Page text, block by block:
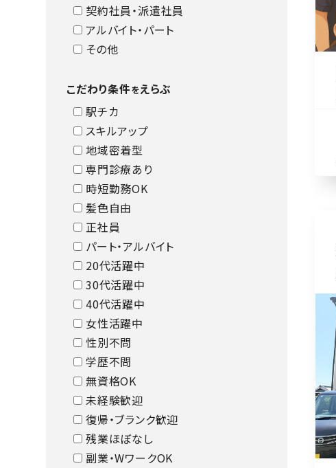
契約社員・派遣社員
アルバイト・パート
その他
こだわり条件をえらぶ
駅チカ
スキルアップ
地域密着型
専門診療あり
時短勤務OK
髪色自由
正社員
パート・アルバイト
20代活躍中
30代活躍中
40代活躍中
女性活躍中
性別不問
学歴不問
無資格OK
未経験歓迎
復帰・ブランク歓迎
残業ほぼなし
副業・WワークOK